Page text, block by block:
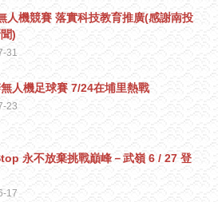
人機競賽 落實科技教育推廣(感謝南投
)
31
人機足球賽 7/24在埔里熱戰
23
永不放棄挑戰巔峰－武嶺 6 / 27 登
17